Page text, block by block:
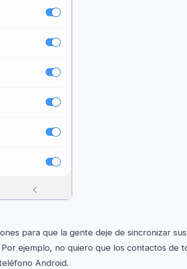
para que la gente deje de sincronizar
ejemplo, no quiero que los contactos de
Android.